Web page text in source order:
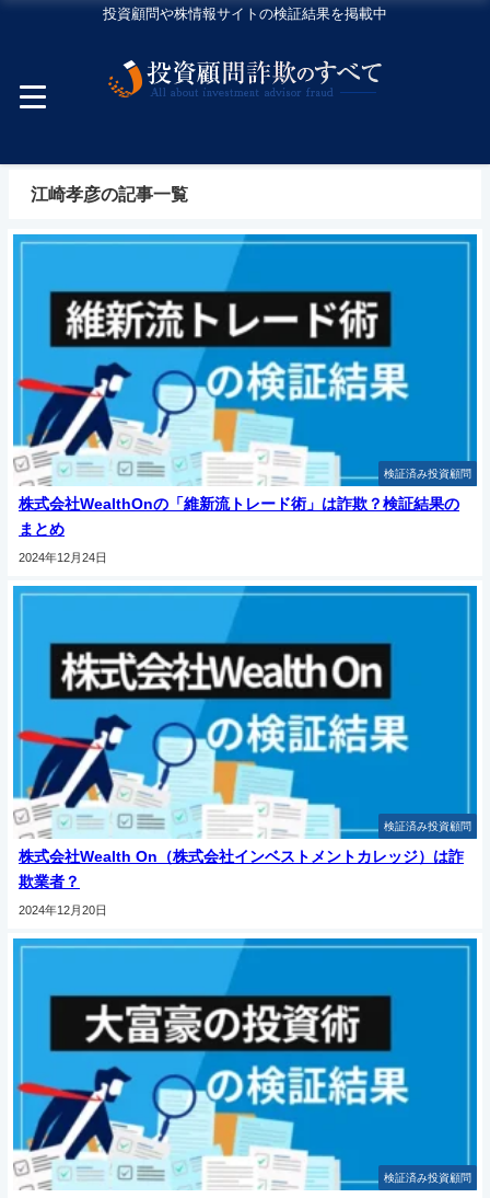
投資顧問や株情報サイトの検証結果を掲載中
江崎孝彦の記事一覧
検証済み投資顧問
株式会社WealthOnの「維新流トレード術」は詐欺？検証結果の
まとめ
2024年12月24日
検証済み投資顧問
株式会社Wealth On（株式会社インベストメントカレッジ）は詐
欺業者？
2024年12月20日
検証済み投資顧問